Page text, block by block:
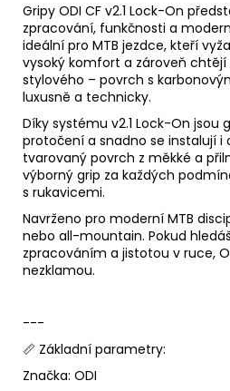
Gripy ODI CF v2.1 Lock-On
zpracování, funkčnosti a
ideální pro MTB jezdce, kteří
vysoký komfort a zároveň
stylového – povrch s
luxusně a technicky.
Díky systému v2.1 Lock-On jsou
protočení a snadno se instalují i
tvarovaný povrch z měkké a
výborný grip za každých
s rukavicemi.
Navrženo pro moderní MTB
nebo all-mountain. Pokud
zpracováním a jistotou v ruce,
nezklamou.
---
📏 Základní parametry:
Značka: ODI
BOTY
FLR
CONGO
PRO
DIAL
BLACK
1
990
Kč